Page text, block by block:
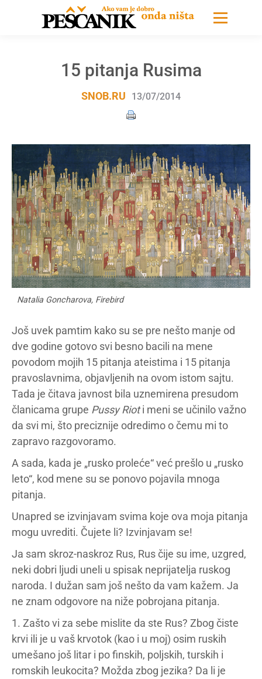
15 pitanja Rusima
SNOB.RU 13/07/2014
Natalia Goncharova, Firebird
Još uvek pamtim kako su se pre nešto manje od
dve godine gotovo svi besno bacili na mene
povodom mojih 15 pitanja ateistima i 15 pitanja
pravoslavnima, objavljenih na ovom istom sajtu.
Tada je čitava javnost bila uznemirena presudom
članicama grupe Pussy Rioti meni se učinilo važno
da svi mi, što preciznije odredimo o čemu mi to
zapravo razgovoramo.
A sada, kada je „rusko proleće“ već prešlo u „rusko
leto“, kod mene su se ponovo pojavila mnoga
pitanja.
Unapred se izvinjavam svima koje ova moja pitanja
mogu uvrediti. Čujete li? Izvinjavam se!
Ja sam skroz-naskroz Rus, Rus čije su ime, uzgred,
neki dobri ljudi uneli u spisak neprijatelja ruskog
naroda. I dužan sam još nešto da vam kažem. Ja
ne znam odgovore na niže pobrojana pitanja.
1. Zašto vi za sebe mislite da ste Rus? Zbog čiste
krvi ili je u vaš krvotok (kao i u moj) osim ruskih
umešano još litar i po finskih, poljskih, turskih i
romskih leukocita? Možda zbog jezika? Da li je